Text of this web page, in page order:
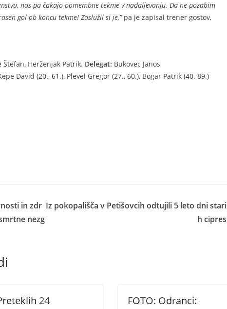
nas pa čakajo pomembne tekme v nadaljevanju. Da ne pozabim
gol ob koncu tekme! Zaslužil si je,”pa je zapisal trener gostov,
Štefan, Herženjak Patrik. Delegat: Bukovec Janos
David (20., 61.), Plevel Gregor (27., 60.), Bogar Patrik (40. 89.)
in zdr
nezg
Iz pokopališča v Petišovcih odtujili 5 leto dni stari
h cipres
24
FOTO: Odranci: